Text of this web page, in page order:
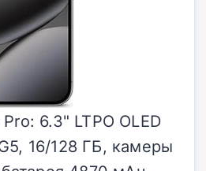
6.3" LTPO OLED
16/128 ГБ, камеры